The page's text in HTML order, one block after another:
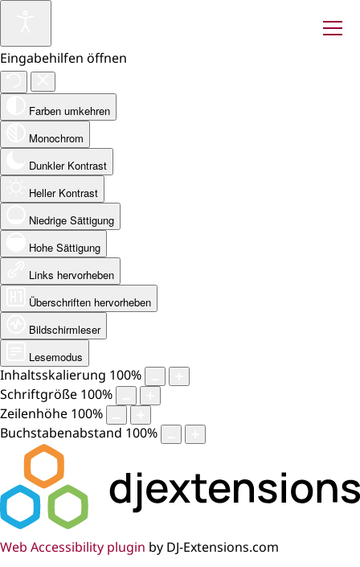
Eingabehilfen öffnen
Farben umkehren
Monochrom
Dunkler Kontrast
Heller Kontrast
Niedrige Sättigung
Hohe Sättigung
Links hervorheben
Überschriften hervorheben
Bildschirmleser
Lesemodus
Inhaltsskalierung 100%
Schriftgröße 100%
Zeilenhöhe 100%
Buchstabenabstand 100%
Web Accessibility plugin by DJ-Extensions.com